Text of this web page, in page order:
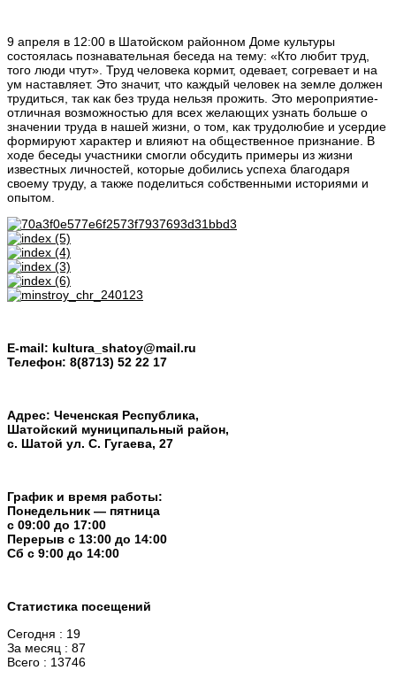
9 апреля в 12:00 в Шатойском районном Доме культуры
состоялась познавательная беседа на тему: «Кто любит труд,
того люди чтут». Труд человека кормит, одевает, согревает и на
ум наставляет. Это значит, что каждый человек на земле должен
трудиться, так как без труда нельзя прожить. Это мероприятие-
отличная возможностью для всех желающих узнать больше о
значении труда в нашей жизни, о том, как трудолюбие и усердие
формируют характер и влияют на общественное признание. В
ходе беседы участники смогли обсудить примеры из жизни
известных личностей, которые добились успеха благодаря
своему труду, а также поделиться собственными историями и
опытом.
E-mail: kultura_shatoy@mail.ru
Телефон: 8(8713) 52 22 17
Адрес: Чеченская Республика,
Шатойский муниципальный район,
с. Шатой ул. С. Гугаева, 27
График и время работы:
Понедельник — пятница
с 09:00 до 17:00
Перерыв c 13:00 до 14:00
Cб с 9:00 до 14:00
Статистика посещений
Сегодня : 19
За месяц : 87
Всего : 13746